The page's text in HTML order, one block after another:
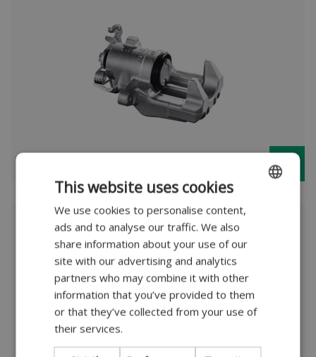
AGR-Ventile
ENGLISH
DANISH
GERMAN
POLISH
This website uses cookies
We use cookies to personalise content,
ads and to analyse our traffic. We also
share information about your use of our
site with our advertising and analytics
partners who may combine it with other
information that you’ve provided to them
or that they’ve collected from your use of
their services.